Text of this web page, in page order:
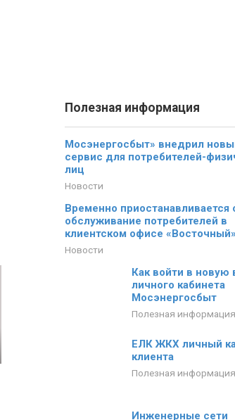
Полезная информация
Мосэнергосбыт» внедрил
сервис для потребителей-
лиц
Новости
Временно приостанавливается
обслуживание потребителей в
клиентском офисе «Восточный»
Новости
Как войти в новую
личного кабинета
Мосэнергосбыт
Полезная информация
ЕЛК ЖКХ личный
клиента
Полезная информация
Инженерные сети